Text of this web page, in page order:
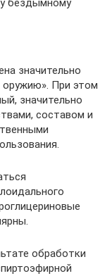
бездымному
значительно
оружию». При этом
значительно
составом и
обработки